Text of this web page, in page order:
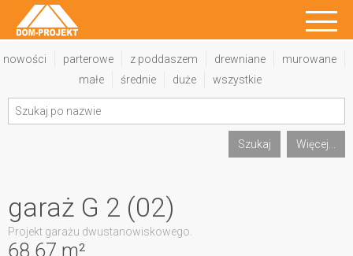
nowości parterowe z poddaszem drewniane
murowane
małe
średnie duże wszystkie
Szukaj Więcej...
68.67 m²
garaż G 2 (02)
Projekt garażu dwustanowiskowego.